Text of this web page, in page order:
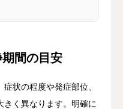
間の目安
状の程度や発症部位、
く異なります。明確に